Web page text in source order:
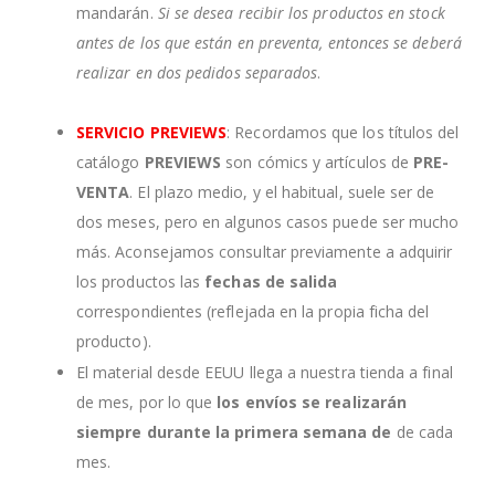
mandarán. Si se desea recibir los productos en stock
antes de los que están en preventa, entonces se deberá
realizar en dos pedidos separados.
SERVICIO PREVIEWS: Recordamos que los títulos del
catálogo PREVIEWS son cómics y artículos de PRE-
VENTA. El plazo medio, y el habitual, suele ser de
dos meses, pero en algunos casos puede ser mucho
más. Aconsejamos consultar previamente a adquirir
los productos las fechas de salida
correspondientes (reflejada en la propia ficha del
producto).
El material desde EEUU llega a nuestra tienda a final
de mes, por lo que los envíos se realizarán
siempre durante la primera semana de de cada
mes.